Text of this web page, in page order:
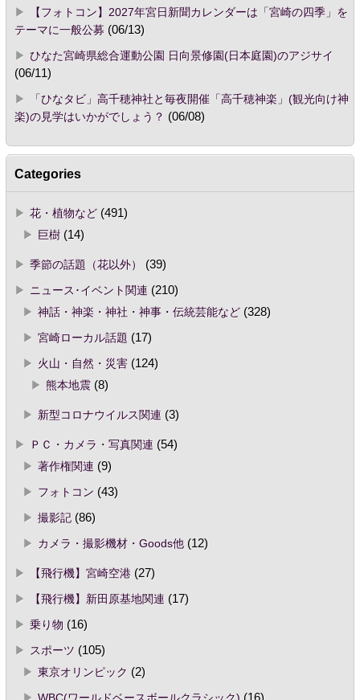
【フォトコン】2027年宮日新聞カレンダーは「宮崎の四季」を
テーマに一般公募 (06/13)
ひなた宮崎県総合運動公園 日向景修園(日本庭園)のアジサイ
(06/11)
「ひなタビ」高千穂神社と毎夜開催「高千穂神楽」(観光向け神
楽)の見学はいかがでしょう？ (06/08)
Categories
花・植物など(491)
巨樹(14)
季節の話題（花以外）
(39)
ニュース･イベント関連 (210)
神話・神楽・神社・神事・伝統芸能など(328)
宮崎ローカル話題 (17)
火山・自然・災害(124)
熊本地震(8)
新型コロナウイルス関連 (3)
ＰＣ・カメラ・写真関連 (54)
著作権関連 (9)
フォトコン (43)
撮影記(86)
カメラ・撮影機材・Goods他(12)
【飛行機】宮崎空港(27)
【飛行機】新田原基地関連 (17)
乗り物 (16)
スポーツ (105)
東京オリンピック (2)
WBC(ワールドベースボールクラシック) (16)